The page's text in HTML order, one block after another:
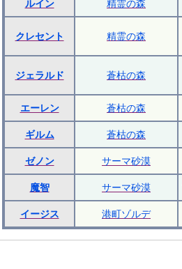
ルイン 精霊の森
クレセント 精霊の森
ジェラルド 蒼枯の森
エーレン 蒼枯の森
ギルム 蒼枯の森
ゼノン サーマ砂漠
魔智 サーマ砂漠
イージス 港町ゾルデ